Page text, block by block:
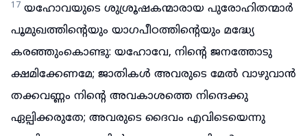
17 യഹോവയുടെ ശുശ്രൂഷകന്മാരായ പുരോഹിതന്മാർ
പൂമുഖത്തിന്റെയും യാഗപീഠത്തിന്റെയും മദ്ധ്യേ
കരഞ്ഞുംകൊണ്ടു: യഹോവേ, നിന്റെ ജനത്തോടു
ക്ഷമിക്കേണമേ; ജാതികൾ അവരുടെ മേൽ വാഴുവാൻ
തക്കവണ്ണം നിന്റെ അവകാശത്തെ നിന്ദെക്കു
ഏല്പിക്കരുതേ; അവരുടെ ദൈവം എവിടെയെന്നു